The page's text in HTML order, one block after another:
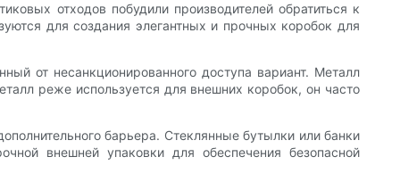
отходов побудили производителей обратиться к
для создания элегантных и прочных коробок для
от несанкционированного доступа вариант. Металл
реже используется для внешних коробок, он часто
барьера. Стеклянные бутылки или банки
внешней упаковки для обеспечения безопасной